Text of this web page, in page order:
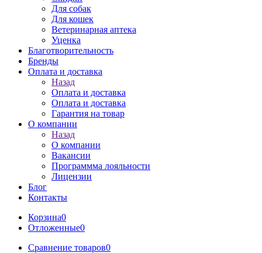
Для собак
Для кошек
Ветеринарная аптека
Уценка
Благотворительность
Бренды
Оплата и доставка
Назад
Оплата и доставка
Оплата и доставка
Гарантия на товар
О компании
Назад
О компании
Вакансии
Программма лояльности
Лицензии
Блог
Контакты
Корзина0
Отложенные0
Сравнение товаров0